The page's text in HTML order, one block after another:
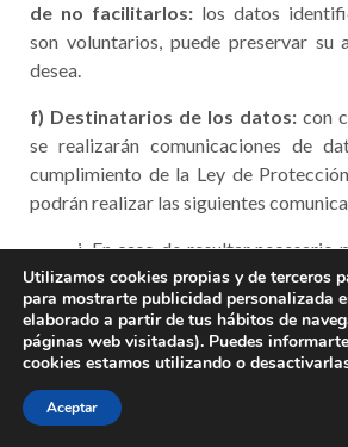
de no facilitarlos: los datos
son voluntarios, puede preservar su
desea.
f) Destinatarios de los datos: con
se realizarán comunicaciones de
cumplimiento de la Ley de
podrán realizar las siguientes
i. En caso de resultar necesario
medidas correctoras,
judiciales, se podrán comunicar
judicial, Ministerio Fiscal o
competente en el marco de una
disciplinaria o sancionadora.
Utilizamos cookies propias y de terceros
para mostrarte publicidad personalizada
elaborado a partir de tus hábitos de
páginas web visitadas). Puedes
cookies estamos utilizando o
Aceptar